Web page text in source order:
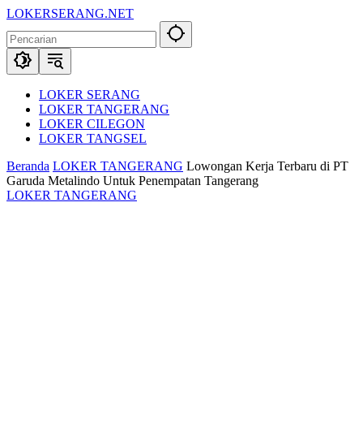
Langsung
konten
LOKERSERANG.NET
Lowongan
Kerja
Serang
SekitarnyaLOKER SERANG
LOKER TANGERANG
LOKER CILEGON
LOKER TANGSEL
Beranda LOKER TANGERANG Lowongan Kerja Terbaru di PT
Garuda Metalindo Untuk Penempatan Tangerang
LOKER TANGERANG